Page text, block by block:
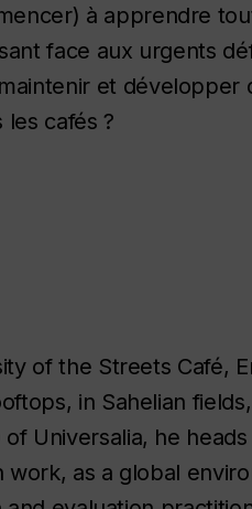
à apprendre
face aux urgents
et développer
cafés ?
of the Streets Café,
in Sahelian
Universalia, he
as a global